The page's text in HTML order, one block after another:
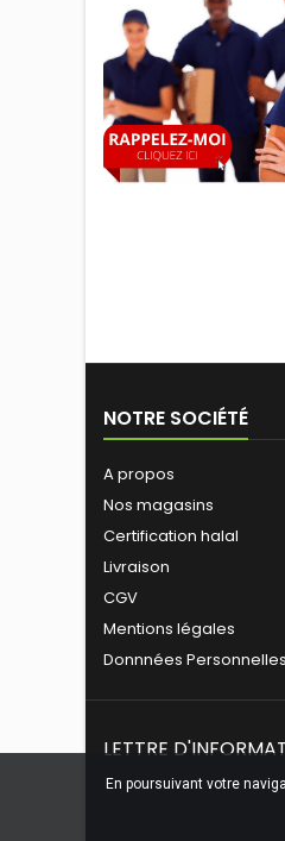
NOTRE SOCIÉTÉ
A propos
Nos magasins
Certification halal
Livraison
CGV
Mentions légales
Donnnées Personnelles
LETTRE
En poursuivant votre